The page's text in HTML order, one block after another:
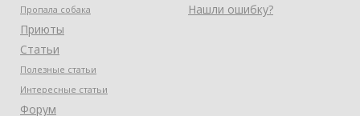
Пропала собака
Приюты
Статьи
Полезные статьи
Интересные статьи
Форум
Нашли ошибку?